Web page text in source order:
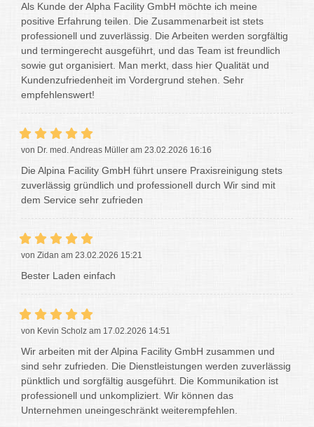
Als Kunde der Alpha Facility GmbH möchte ich meine
positive Erfahrung teilen. Die Zusammenarbeit ist stets
professionell und zuverlässig. Die Arbeiten werden sorgfältig
und termingerecht ausgeführt, und das Team ist freundlich
sowie gut organisiert. Man merkt, dass hier Qualität und
Kundenzufriedenheit im Vordergrund stehen. Sehr
empfehlenswert!
von Dr. med. Andreas Müller am 23.02.2026 16:16
Die Alpina Facility GmbH führt unsere Praxisreinigung stets
zuverlässig gründlich und professionell durch Wir sind mit
dem Service sehr zufrieden
von Zidan am 23.02.2026 15:21
Bester Laden einfach
von Kevin Scholz am 17.02.2026 14:51
Wir arbeiten mit der Alpina Facility GmbH zusammen und
sind sehr zufrieden. Die Dienstleistungen werden zuverlässig
pünktlich und sorgfältig ausgeführt. Die Kommunikation ist
professionell und unkompliziert. Wir können das
Unternehmen uneingeschränkt weiterempfehlen.